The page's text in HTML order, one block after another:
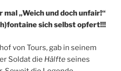
„Weich und doch unfair!“
sich selbst opfert!!!
von Tours, gab in seinem
Soldat die Hälfteseines